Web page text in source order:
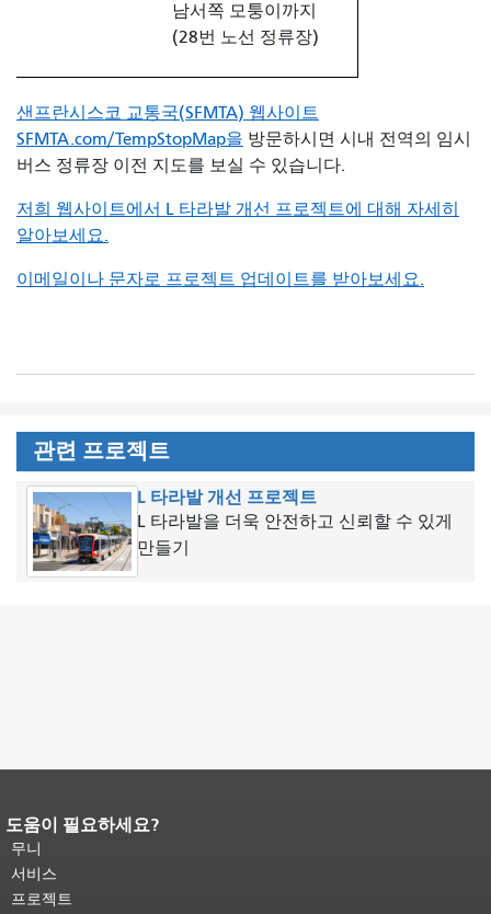
남서쪽 모퉁이까지
(28번 노선 정류장)
샌프란시스코 교통국(SFMTA) 웹사이트
SFMTA.com/TempStopMap을 방문하시면 시내 전역의 임시
버스 정류장 이전 지도를 보실 수 있습니다.
저희 웹사이트에서 L 타라발 개선 프로젝트에 대해 자세히
알아보세요.
이메일이나 문자로 프로젝트 업데이트를 받아보세요.
관련 프로젝트
L 타라발 개선 프로젝트
L 타라발을 더욱 안전하고 신뢰할 수 있게
만들기
페이지 내용 끝입니다.이 페이지의 나
머지 내용은 모든 페이지에 반복됩니
다.메인 콘텐츠 상단으로 돌아가려면
여기를 클릭하십시오
도움이 필요하세요?
무니
서비스
프로젝트